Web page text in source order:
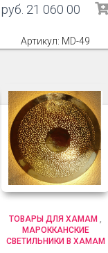
руб. 21 060 00
Артикул: MD-49
ТОВАРЫ ДЛЯ ХАМАМ ,
МАРОККАНСКИЕ
СВЕТИЛЬНИКИ В ХАМАМ